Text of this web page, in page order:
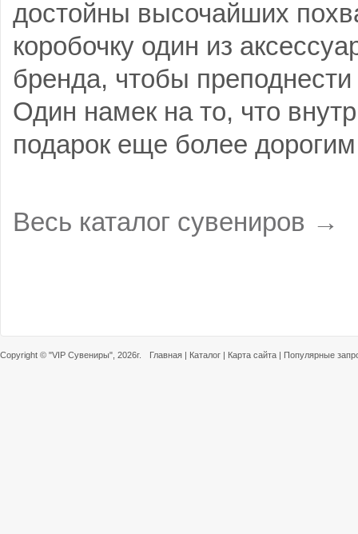
достойны высочайших
коробочку один из
бренда, чтобы
Один намек на то, что
подарок еще более
Весь каталог сувениров →
Copyright © "VIP Сувениры" , 2026г. Главная | Каталог | Карта сайта | Популярные